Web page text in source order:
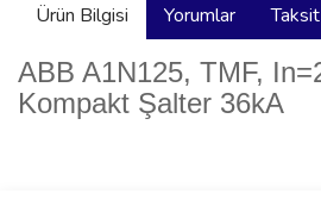
Ürün Bilgisi Yorumlar
ABB A1N125, TMF,
Kompakt Şalter 36kA